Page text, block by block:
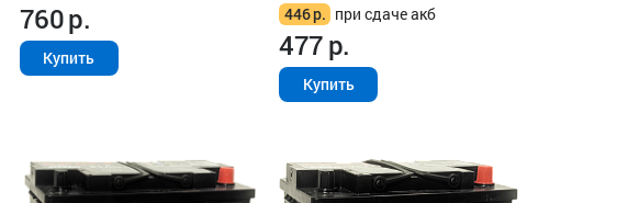
760р.
Купить
446р. при сдаче акб
477р.
Купить